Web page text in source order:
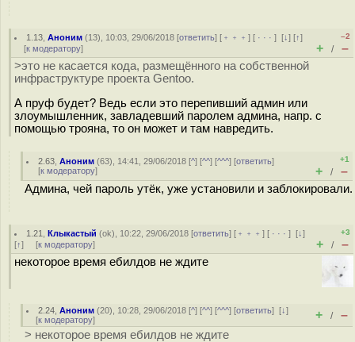
1.13 ,Аноним (13), 10:03, 29/06/2018 [ответить] [ ﹢﹢﹢] [ · · ·][↓] [↑]
[к модератору]
–2
+ / –
>это не касается кода, размещённого на собственной
инфраструктуре проекта Gentoo.
А пруф будет? Ведь если это перепивший админ или
злоумышленник, завладевший паролем админа, напр. с
помощью трояна, то он может и там навредить.
2.63 ,Аноним (63), 14:41, 29/06/2018 [^] [^^] [^^^] [ответить]
[к модератору]
+1
+ / –
Админа, чей пароль утёк, уже установили и заблокировали.
1.21 ,Клыкастый (ok), 10:22, 29/06/2018 [ответить] [ ﹢﹢﹢] [ · · ·][↓]
[↑] [к модератору]
+3
+ / –
некоторое время ебилдов не ждите
2.24 ,Аноним (20), 10:28, 29/06/2018 [^] [^^] [^^^] [ответить][↓]
[к модератору] + / –
> некоторое время ебилдов не ждите